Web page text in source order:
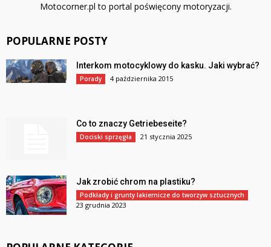
Motocorner.pl to portal poświęcony motoryzacji.
POPULARNE POSTY
Interkom motocyklowy do kasku. Jaki wybrać?
Porady 4 października 2015
Co to znaczy Getriebeseite?
Dociski sprzęgła 21 stycznia 2025
Jak zrobić chrom na plastiku?
Podkłady i grunty lakiernicze do tworzyw sztucznych
23 grudnia 2023